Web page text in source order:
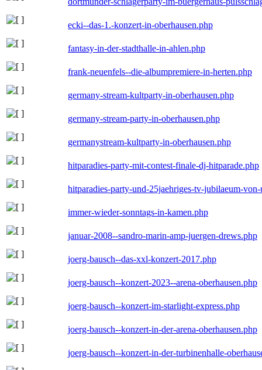
ecki--das-1.-konzert-in-oberhausen.php
fantasy-in-der-stadthalle-in-ahlen.php
frank-neuenfels--die-albumpremiere-in-herten.php
germany-stream-kultparty-in-oberhausen.php
germany-stream-party-in-oberhausen.php
germanystream-kultparty-in-oberhausen.php
hitparadies-party-mit-contest-finale-dj-hitparade.php
hitparadies-party-und-25jaehriges-tv-jubilaeum-
immer-wieder-sonntags-in-kamen.php
januar-2008--sandro-marin-amp-juergen-drews.php
joerg-bausch--das-xxl-konzert-2017.php
joerg-bausch--konzert-2023--arena-oberhausen.php
joerg-bausch--konzert-im-starlight-express.php
joerg-bausch--konzert-in-der-arena-oberhausen.php
joerg-bausch--konzert-in-der-turbinenhalle-